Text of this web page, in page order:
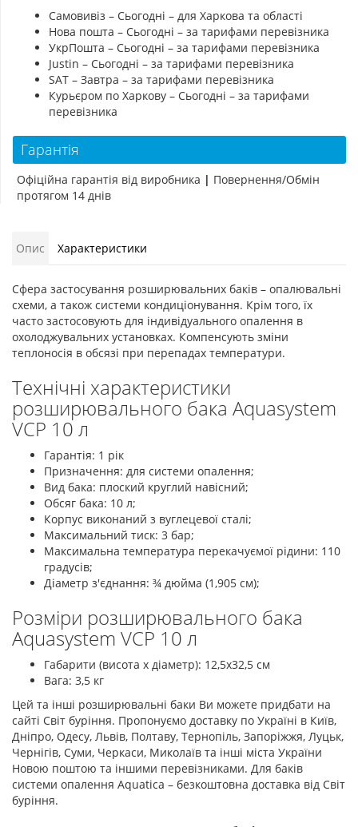
Самовивіз – Сьогодні – для Харкова та області
Нова пошта – Сьогодні – за тарифами перевізника
УкрПошта – Сьогодні – за тарифами перевізника
Justin – Сьогодні – за тарифами перевізника
SAT – Завтра – за тарифами перевізника
Курьєром по Харкову – Сьогодні – за тарифами
перевізника
Гарантія
Офіційна гарантія від виробника | Повернення/Обмін
протягом 14 днів
Опис Характеристики
Сфера застосування розширювальних баків – опалювальні
схеми, а також системи кондиціонування. Крім того, їх
часто застосовують для індивідуального опалення в
охолоджувальних установках. Компенсують зміни
теплоносія в обсязі при перепадах температури.
Технічні характеристики
розширювального бака Aquasystem
VCP 10 л
Гарантія: 1 рік
Призначення: для системи опалення;
Вид бака: плоский круглий навісний;
Обсяг бака: 10 л;
Корпус виконаний з вуглецевої сталі;
Максимальний тиск: 3 бар;
Максимальна температура перекачуємої рідини: 110
градусів;
Діаметр з'єднання: ¾ дюйма (1,905 см);
Розміри розширювального бака
Aquasystem VCP 10 л
Габарити (висота х діаметр): 12,5х32,5 см
Вага: 3,5 кг
Цей та інші розширювальні баки Ви можете придбати на
сайті Світ буріння. Пропонуємо доставку по Україні в Київ,
Дніпро, Одесу, Львів, Полтаву, Тернопіль, Запоріжжя, Луцьк,
Чернігів, Суми, Черкаси, Миколаїв та інші міста України
Новою поштою та іншими перевізниками. Для баків
системи опалення Aquatica – безкоштовна доставка від Світ
буріння.